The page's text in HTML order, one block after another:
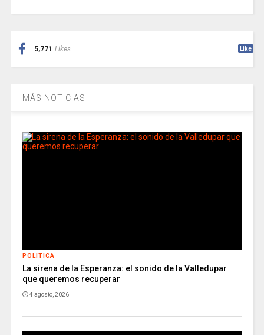
5,771 Likes Like
MÁS NOTICIAS
POLITICA
La sirena de la Esperanza: el sonido de la Valledupar
que queremos recuperar
4 agosto, 2026